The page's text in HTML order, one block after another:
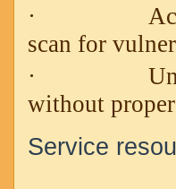
·
scan for
·
without
Service